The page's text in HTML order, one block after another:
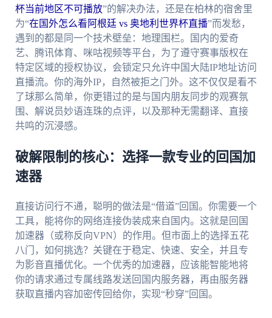
杯当前地区不可播放”的解决办法，还是在柏林的宿舍里
为“在国外怎么看阿根廷 vs 奥地利世界杯直播”而发愁，
遇到的都是同一个技术壁垒：地理围栏。国内的爱奇
艺、腾讯体育、咪咕视频等平台，为了遵守赛事版权在
特定区域的授权协议，会锁定只允许中国大陆IP地址访问
直播流。你的海外IP，自然被拒之门外。这不仅仅是看不
了球那么简单，你更错过的是与国内朋友同步的观赛氛
围、解说员妙语连珠的点评，以及那种无需翻译、直接
共鸣的沉浸感。
破解限制的核心：选择一款专业的回国加
速器
直接访问行不通，聪明的做法是“借道”回国。你需要一个
工具，能将你的网络连接伪装成来自国内。这就是回国
加速器（或称反向VPN）的作用。但市面上的选择五花
八门，如何挑选？关键在于稳定、快速、安全，并且专
为影音直播优化。一个优秀的加速器，应该能智能地将
你的请求通过专属线路发送回国内服务器，再由服务器
获取直播内容加密传回给你，实现“秒穿”回国。